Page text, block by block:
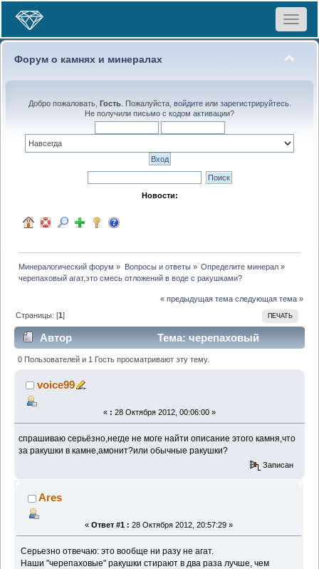
Toggle
Форум о камнях и минералах
Добро пожаловать, Гость. Пожалуйста, войдитеили зарегистрируйтесь.
Не получили письмо с кодом активации?
Новости:
Минералогический форум » Вопросы и ответы» Определите минерал»
черепаховый агат,это смесь отложений в воде с ракушками?
« предыдущая тема следующая тема »
ПЕЧАТЬ
Страницы: [1]
Автор
Тема: черепаховый
агат,это смесь отложений в воде с ракушками?
(Прочитано 4833 раз)
0 Пользователей и 1 Гость просматривают эту тему.
voice99
« : 28 Октября 2012, 00:06:00 »
спрашиваю серьёзно,негде не моге найти описание этого камня,что
за ракушки в камне,амонит?или обычные ракушки?
Записан
Ares
« Ответ #1 : 28 Октября 2012, 20:57:29 »
Серьезно отвечаю: это вообще ни разу не агат.
Наши "черепаховые" ракушки стирают в два раза лучше, чем